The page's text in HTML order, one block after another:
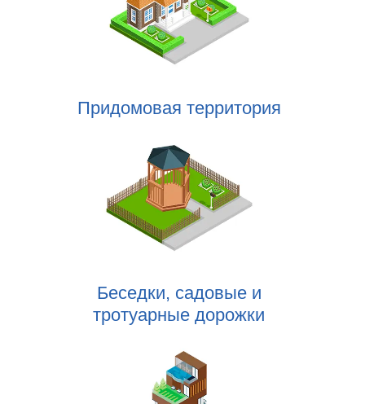
Придомовая территория
Беседки, садовые и
тротуарные дорожки